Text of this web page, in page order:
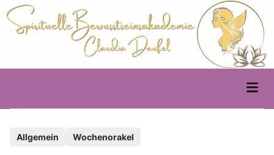
Skip
to
content
Main
Allgemein Wochenorakel